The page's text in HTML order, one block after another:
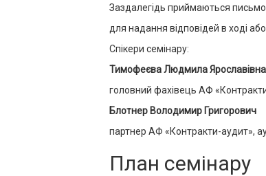
Заздалегідь приймаються
для надання відповідей в ході
Спікери семінару:
Тимофеєва Людмила Ярославівна
головний фахівець АФ
Блотнер Володимир Григорович
партнер АФ «Контракти-аудит»,
План семінару